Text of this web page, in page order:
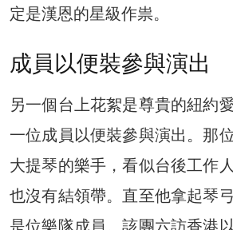
定是漢恩的星級作祟。
成員以便裝參與演出
另一個台上花絮是尊貴的紐約
一位成員以便裝參與演出。那
大提琴的樂手，看似台後工作
也沒有結領帶。直至他拿起琴